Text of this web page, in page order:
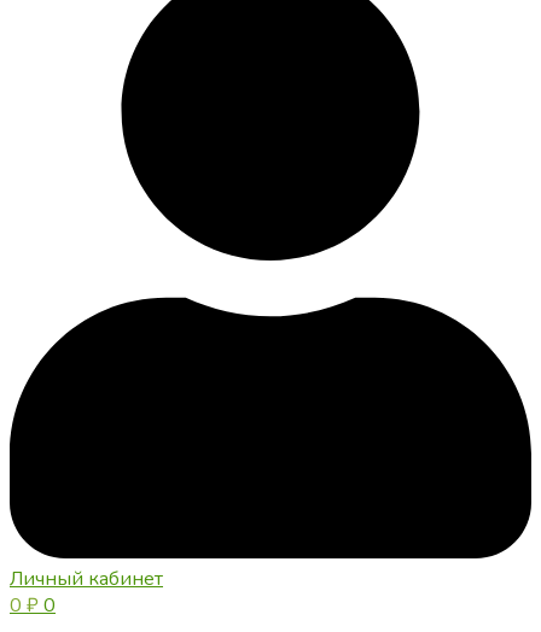
Личный кабинет
0 ₽0